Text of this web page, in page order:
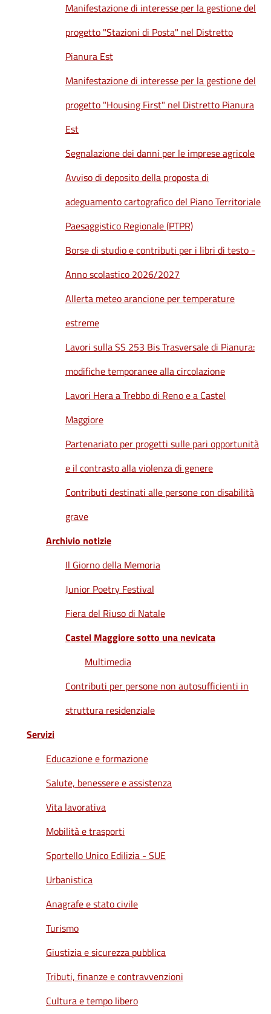
Manifestazione di interesse per la gestione del
progetto "Stazioni di Posta" nel Distretto
Pianura Est
Manifestazione di interesse per la gestione del
progetto "Housing First" nel Distretto Pianura
Est
Segnalazione dei danni per le imprese agricole
Avviso di deposito della proposta di
adeguamento cartografico del Piano Territoriale
Paesaggistico Regionale (PTPR)
Borse di studio e contributi per i libri di testo -
Anno scolastico 2026/2027
Allerta meteo arancione per temperature
estreme
Lavori sulla SS 253 Bis Trasversale di Pianura:
modifiche temporanee alla circolazione
Lavori Hera a Trebbo di Reno e a Castel
Maggiore
Partenariato per progetti sulle pari opportunità
e il contrasto alla violenza di genere
Contributi destinati alle persone con disabilità
grave
Archivio notizie
Il Giorno della Memoria
Junior Poetry Festival
Fiera del Riuso di Natale
Castel Maggiore sotto una nevicata
Multimedia
Contributi per persone non autosufficienti in
struttura residenziale
Servizi
Educazione e formazione
Salute, benessere e assistenza
Vita lavorativa
Mobilità e trasporti
Sportello Unico Edilizia - SUE
Urbanistica
Anagrafe e stato civile
Turismo
Giustizia e sicurezza pubblica
Tributi, finanze e contravvenzioni
Cultura e tempo libero